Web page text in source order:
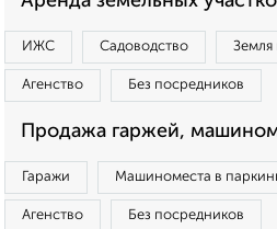
ИЖС Садоводство Земля
Агенство Без посредников
Продажа гаржей,
Гаражи Машиноместа в
Агенство Без посредников